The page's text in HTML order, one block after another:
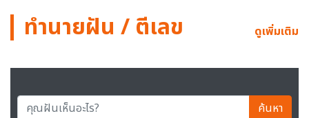
ทำนายฝัน / ตีเลข ดูเพิ่มเติม
ค้นหา